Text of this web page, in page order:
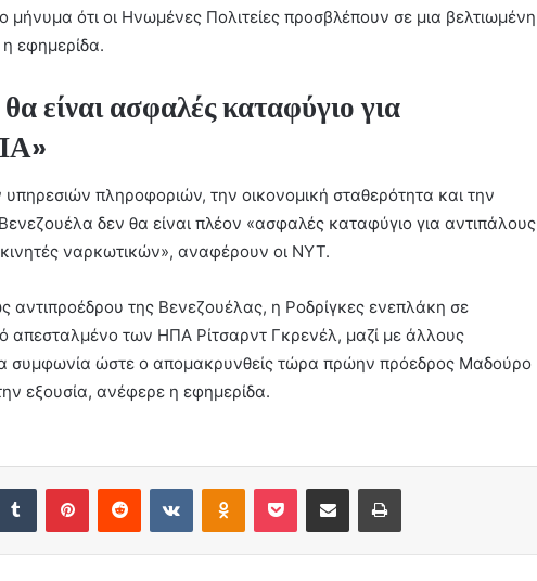
ότι οι Ηνωμένες Πολιτείες προσβλέπουν σε μια βελτιωμένη
εφημερίδα.
είναι ασφαλές καταφύγιο για
πληροφοριών, την οικονομική σταθερότητα και την
δεν θα είναι πλέον «ασφαλές καταφύγιο για αντιπάλους
ναρκωτικών», αναφέρουν οι NYT.
αντιπροέδρου της Βενεζουέλας, η Ροδρίγκες ενεπλάκη σε
απεσταλμένο των ΗΠΑ Ρίτσαρντ Γκρενέλ, μαζί με άλλους
συμφωνία ώστε ο απομακρυνθείς τώρα πρώην πρόεδρος Μαδούρο
εξουσία, ανέφερε η εφημερίδα.
Tumblr PinterestReddit VKontakteOdnoklassniki
Pocket Share via Email Print